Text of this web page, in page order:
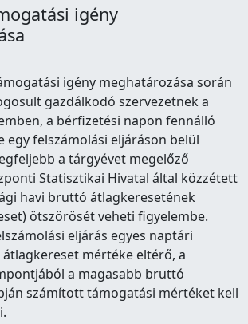
igény
igény meghatározása során
gazdálkodó szervezetnek a
a bérfizetési napon fennálló
egy felszámolási eljáráson belül
a tárgyévet megelőző
Statisztikai Hivatal által közzétett
havi bruttó átlagkeresetének
ötszörösét veheti figyelembe.
eljárás egyes naptári
mértéke eltérő, a
a magasabb bruttó
számított támogatási mértéket kell